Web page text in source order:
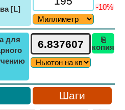
[L]
-10%
для
⎘
копия
Шаги